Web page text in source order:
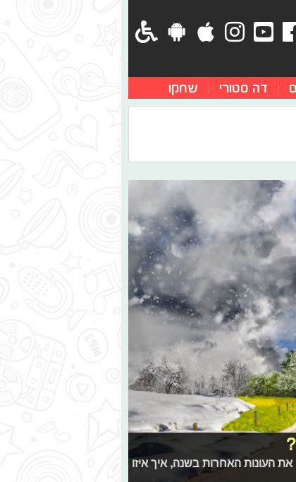
דה סטורי שחקו
את העונות האחרות בשנה, איך איזו